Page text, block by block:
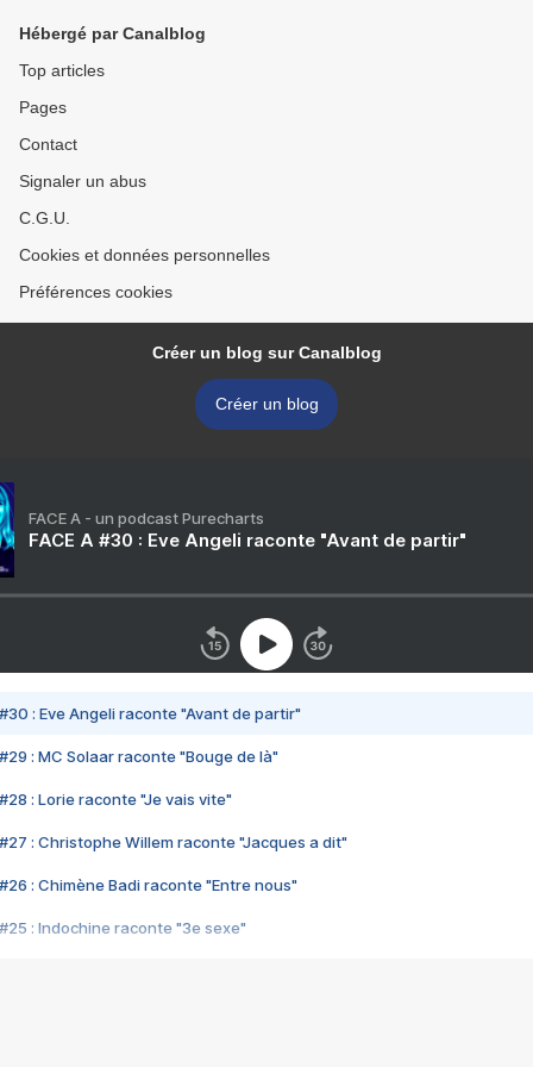
Hébergé par Canalblog
Top articles
Pages
Contact
Signaler un abus
C.G.U.
Cookies et données personnelles
Préférences cookies
Créer un blog sur Canalblog
Créer un blog
FACE A - un podcast Purecharts
FACE A #30 : Eve Angeli raconte "Avant de partir"
#30 : Eve Angeli raconte "Avant de partir"
#29 : MC Solaar raconte "Bouge de là"
#28 : Lorie raconte "Je vais vite"
#27 : Christophe Willem raconte "Jacques a dit"
#26 : Chimène Badi raconte "Entre nous"
#25 : Indochine raconte "3e sexe"